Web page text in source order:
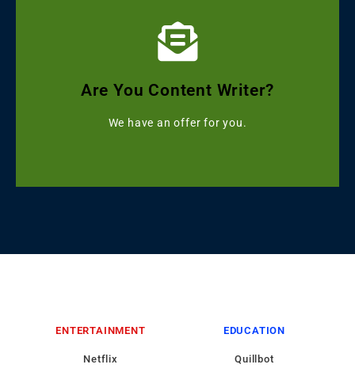
Are You Content Writer?
We have an offer for you.
Starting with ৳499
Get Grammarly, Quillbot and Turnitin Combo
Click Here
ENTERTAINMENT
Netflix
EDUCATION
Quillbot